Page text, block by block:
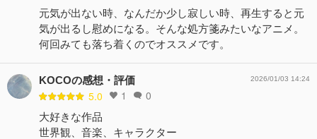
元気が出ない時、なんだか少し寂しい時、再生すると元
気が出るし慰めになる。そんな処方箋みたいなアニメ。
何回みても落ち着くのでオススメです。
KOCOの感想・評価
5.0 1 0
2026/01/03 14:24
大好きな作品
世界観、音楽、キャラクター